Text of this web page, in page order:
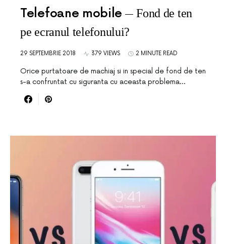
Telefoane mobile
Fond de ten
pe ecranul telefonului?
29 SEPTEMBRIE 2018 379 VIEWS 2 MINUTE READ
Orice purtatoare de machiaj si in special de fond de ten
s-a confruntat cu siguranta cu aceasta problema…